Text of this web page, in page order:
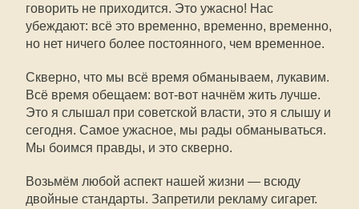
говорить не приходится. Это ужасно! Нас
убеждают: всё это временно, временно, временно,
но нет ничего более постоянного, чем временное.
Скверно, что мы всё время обманываем, лукавим.
Всё время обещаем: вот-вот начнём жить лучше.
Это я слышал при советской власти, это я слышу и
сегодня. Самое ужасное, мы рады обманываться.
Мы боимся правды, и это скверно.
Возьмём любой аспект нашей жизни — всюду
двойные стандарты. Запретили рекламу сигарет.